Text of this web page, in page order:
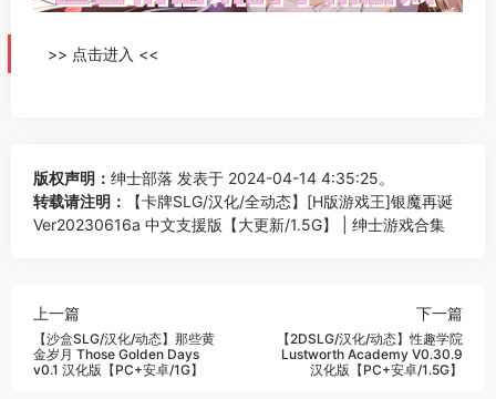
>> 点击进入 <<
版权声明： 绅士部落 发表于 2024-04-14 4:35:25。
转载请注明：
【卡牌SLG/汉化/全动态】[H版游戏王]银魔再诞
Ver20230616a 中文支援版【大更新/1.5G】 | 绅士游戏合集
上一篇
【沙盒SLG/汉化/动态】那些黄
金岁月 Those Golden Days
v0.1 汉化版【PC+安卓/1G】
下一篇
【2DSLG/汉化/动态】性趣学院
Lustworth Academy V0.30.9
汉化版【PC+安卓/1.5G】